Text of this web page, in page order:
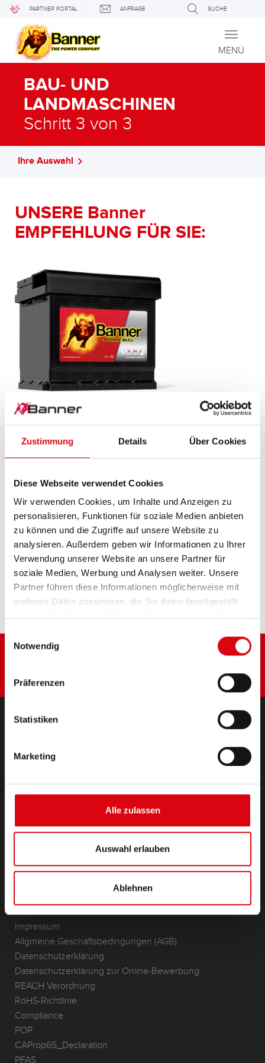
Zustimmung Details Über Cookies
Diese Webseite verwendet Cookies
Wir verwenden Cookies, um Inhalte und Anzeigen zu
personalisieren, Funktionen für soziale Medien anbieten
zu können und die Zugriffe auf unsere Website zu
analysieren. Außerdem geben wir Informationen zu Ihrer
Verwendung unserer Website an unsere Partner für
soziale Medien, Werbung und Analysen weiter. Unsere
Partner führen diese Informationen möglicherweise mit
weiteren Daten zusammen, die Sie ihnen bereitgestellt
Einwilligungsauswahl
Notwendig
Präferenzen
Statistiken
Marketing
Alle zulassen
Auswahl erlauben
Ablehnen
PARTNER PORTAL ANFRAGE SUCHE
Toggle
MENÜ
BAU- UND
LANDMASCHINEN
Schritt 3 von 3
Ihre Auswahl
UNSERE Banner
EMPFEHLUNG FÜR SIE:
Power Bull SLI
P50 03
Originalqualität zum Nachrüsten (OE).
PRODUKTDETAILS >
Diese Batterie kaufen:
HÄNDLER & EINBAUSERVICE >
Starter- & Bordnetzbatterien
(Semi-) Traktion & Standby
(Semi-) Traktion & Standby
Anwendungsbereiche
Standorte & Kontakt
Infoservice
Impressum
Allgmeine Geschäftsbedingungen (AGB)
Datenschutzerklärung
Datenschutzerklärung zur Online-Bewerbung
REACH Verordnung
RoHS-Richtlinie
Compliance
POP
CAProp65_Declaration
PFAS